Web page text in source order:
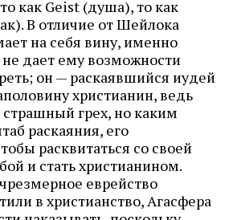
как Geist (душа), то как
В отличие от Шейлока
на себя вину, именно
дает ему возможности
он — раскаявшийся иудей
христианин, ведь
страшный грех, но каким
раскаяния, его
расквитаться со своей
и стать христианином.
еврейство
в христианство, Агасфера